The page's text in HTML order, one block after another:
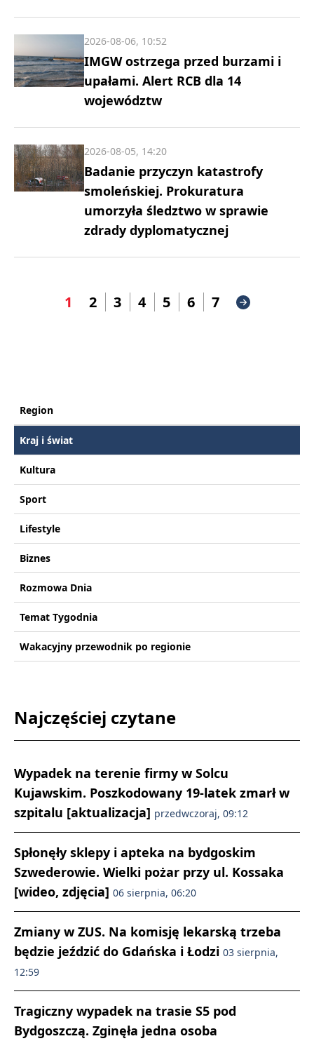
IMGW ostrzega przed burzami i
upałami. Alert RCB dla 14
województw
2026-08-06, 10:52
Badanie przyczyn katastrofy
smoleńskiej. Prokuratura
umorzyła śledztwo w sprawie
zdrady dyplomatycznej
2026-08-05, 14:20
1 2 3 4 5 6 7
Region
Kraj i świat
Kultura
Sport
Lifestyle
Biznes
Rozmowa Dnia
Temat Tygodnia
Wakacyjny przewodnik po regionie
Najczęściej czytane
Wypadek na terenie firmy w Solcu
Kujawskim. Poszkodowany 19-latek zmarł w
szpitalu [aktualizacja] przedwczoraj, 09:12
Spłonęły sklepy i apteka na bydgoskim
Szwederowie. Wielki pożar przy ul. Kossaka
[wideo, zdjęcia] 06 sierpnia, 06:20
Zmiany w ZUS. Na komisję lekarską trzeba
będzie jeździć do Gdańska i Łodzi 03 sierpnia,
12:59
Tragiczny wypadek na trasie S5 pod
Bydgoszczą. Zginęła jedna osoba